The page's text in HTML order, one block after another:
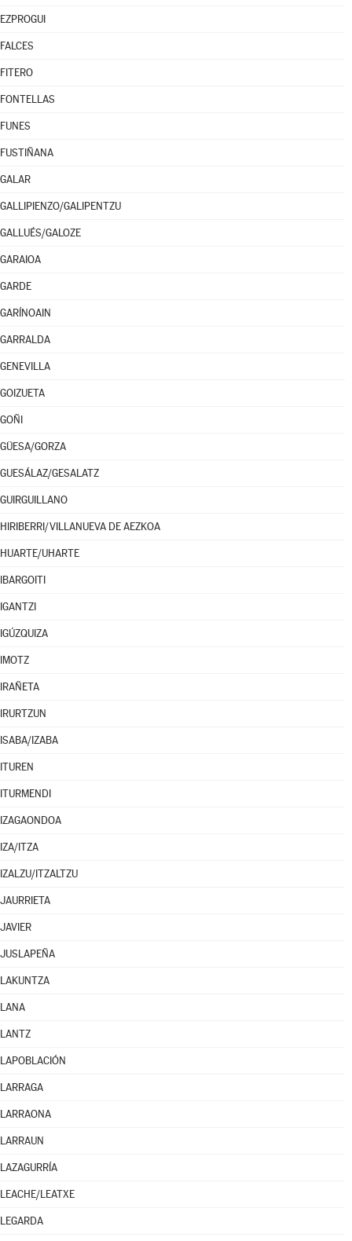
EZPROGUI
FALCES
FITERO
FONTELLAS
FUNES
FUSTIÑANA
GALAR
GALLIPIENZO/GALIPENTZU
GALLUÉS/GALOZE
GARAIOA
GARDE
GARÍNOAIN
GARRALDA
GENEVILLA
GOIZUETA
GOÑI
GÜESA/GORZA
GUESÁLAZ/GESALATZ
GUIRGUILLANO
HIRIBERRI/VILLANUEVA DE AEZKOA
HUARTE/UHARTE
IBARGOITI
IGANTZI
IGÚZQUIZA
IMOTZ
IRAÑETA
IRURTZUN
ISABA/IZABA
ITUREN
ITURMENDI
IZAGAONDOA
IZA/ITZA
IZALZU/ITZALTZU
JAURRIETA
JAVIER
JUSLAPEÑA
LAKUNTZA
LANA
LANTZ
LAPOBLACIÓN
LARRAGA
LARRAONA
LARRAUN
LAZAGURRÍA
LEACHE/LEATXE
LEGARDA